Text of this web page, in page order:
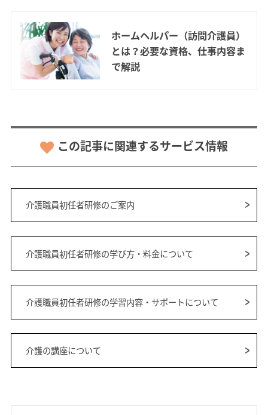
ホームヘルパー（訪問介護員）
とは？必要な資格、仕事内容ま
で解説
この記事に関連するサービス情報
介護職員初任者研修のご案内
介護職員初任者研修の学び方・料金について
介護職員初任者研修の学習内容・サポートについて
介護の講座について